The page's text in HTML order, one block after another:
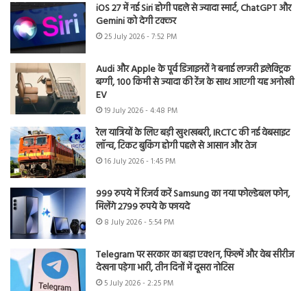
iOS 27 में नई Siri होगी पहले से ज्यादा स्मार्ट, ChatGPT और
Gemini को देगी टक्कर
25 July 2026 - 7:52 PM
Audi और Apple के पूर्व डिजाइनरों ने बनाई लग्जरी इलेक्ट्रिक
बग्गी, 100 किमी से ज्यादा की रेंज के साथ आएगी यह अनोखी
EV
19 July 2026 - 4:48 PM
रेल यात्रियों के लिए बड़ी खुशखबरी, IRCTC की नई वेबसाइट
लॉन्च, टिकट बुकिंग होगी पहले से आसान और तेज
16 July 2026 - 1:45 PM
999 रुपये में रिजर्व करें Samsung का नया फोल्डेबल फोन,
मिलेंगे 2799 रुपये के फायदे
8 July 2026 - 5:54 PM
Telegram पर सरकार का बड़ा एक्शन, फिल्में और वेब सीरीज
देखना पड़ेगा भारी, तीन दिनों में दूसरा नोटिस
5 July 2026 - 2:25 PM